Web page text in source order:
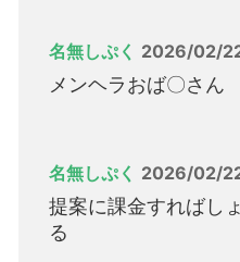
名無しぷく 2026/02/
メンヘラおば〇さん
名無しぷく 2026/02/
提案に課金すればし
る